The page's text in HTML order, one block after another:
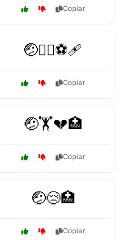
Copiar
🤕🏃‍♂️⚽🩹
Copiar
🤕🏋️💔🏥
Copiar
🤕😢🏥
Copiar